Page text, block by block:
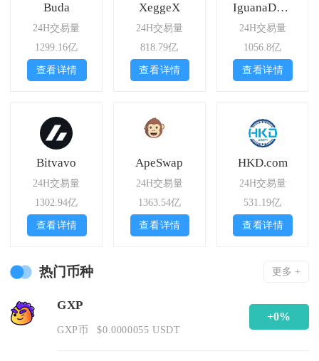
Buda
24H交易量
1299.16亿
查看详情
XeggeX
24H交易量
818.79亿
查看详情
IguanaDEX
24H交易量
1056.8亿
查看详情
Bitvavo
24H交易量
1302.94亿
查看详情
ApeSwap
24H交易量
1363.54亿
查看详情
HKD.com
24H交易量
531.19亿
查看详情
热门币种 更多 +
GXP
GXP币 $0.0000055 USDT
+0%